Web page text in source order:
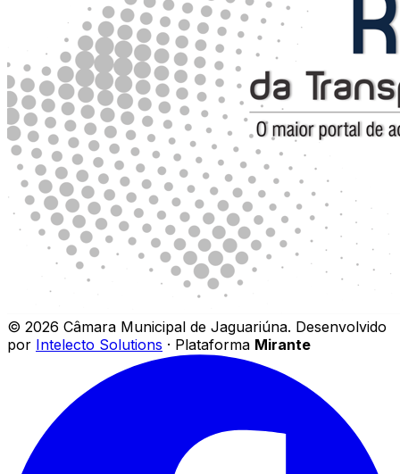
© 2026 Câmara Municipal de Jaguariúna. Desenvolvido
por Intelecto Solutions · Plataforma Mirante